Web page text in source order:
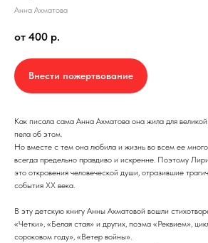
Анна Ахматова
от 400 р.
Внести пожертвование
Как писала сама Анна Ахматова она жила для
пела об этом.
Но вместе с тем она любила и жизнь во всем ее
всегда предельно правдиво и искренне. Поэтому
это откровения человеческой души, отразившие
события ХХ века.
В эту детскую книгу Анны Ахматовой вошли
«Четки», «Белая стая» и других, поэма «Реквием»,
сороковом году», «Ветер войны».